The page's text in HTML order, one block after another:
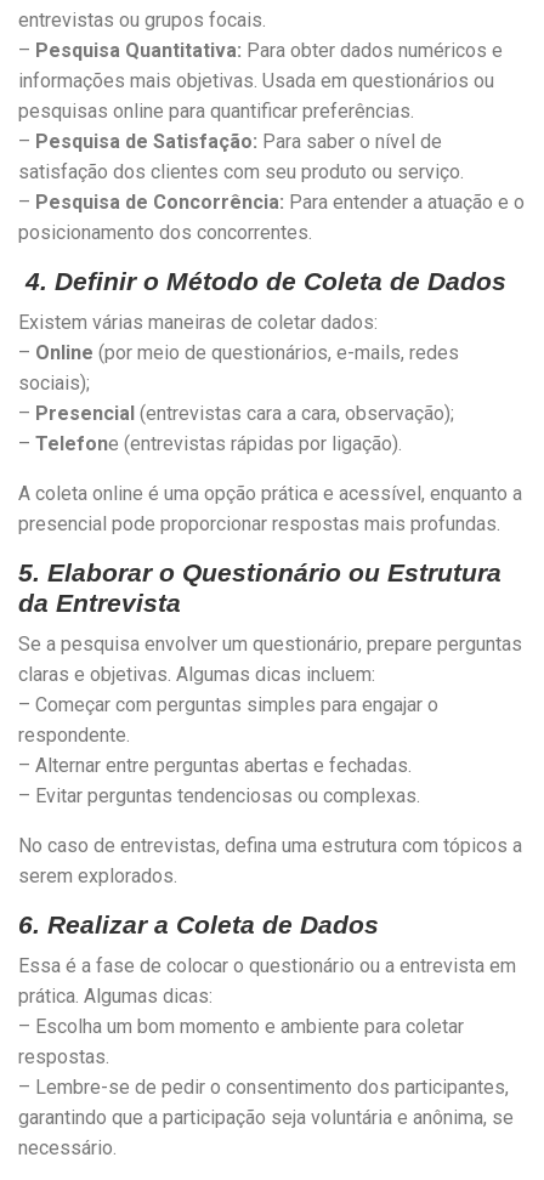
entrevistas ou grupos focais.
– Pesquisa Quantitativa: Para obter dados numéricos e
informações mais objetivas. Usada em questionários ou
pesquisas online para quantificar preferências.
– Pesquisa de Satisfação: Para saber o nível de
satisfação dos clientes com seu produto ou serviço.
– Pesquisa de Concorrência: Para entender a atuação e o
posicionamento dos concorrentes.
4. Definir o Método de Coleta de Dados
Existem várias maneiras de coletar dados:
– Online (por meio de questionários, e-mails, redes
sociais);
– Presencial (entrevistas cara a cara, observação);
– Telefone (entrevistas rápidas por ligação).
A coleta online é uma opção prática e acessível, enquanto a
presencial pode proporcionar respostas mais profundas.
5. Elaborar o Questionário ou Estrutura
da Entrevista
Se a pesquisa envolver um questionário, prepare perguntas
claras e objetivas. Algumas dicas incluem:
– Começar com perguntas simples para engajar o
respondente.
– Alternar entre perguntas abertas e fechadas.
– Evitar perguntas tendenciosas ou complexas.
No caso de entrevistas, defina uma estrutura com tópicos a
serem explorados.
6. Realizar a Coleta de Dados
Essa é a fase de colocar o questionário ou a entrevista em
prática. Algumas dicas:
– Escolha um bom momento e ambiente para coletar
respostas.
– Lembre-se de pedir o consentimento dos participantes,
garantindo que a participação seja voluntária e anônima, se
necessário.